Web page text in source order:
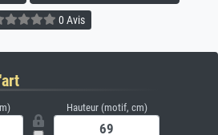
0 Avis
Hauteur (motif, cm)